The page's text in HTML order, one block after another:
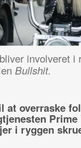
involveret i
Bullshit.
at overraske
Prime
i ryggen